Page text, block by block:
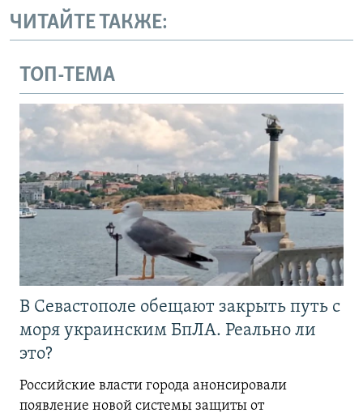
ЧИТАЙТЕ ТАКЖЕ:
ТОП-ТЕМА
В Севастополе обещают закрыть путь с
моря украинским БпЛА. Реально ли
это?
Российские власти города анонсировали
появление новой системы защиты от